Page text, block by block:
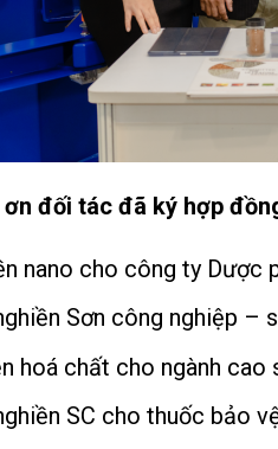
ơn đối tác đã ký hợp
nano cho công ty Dược
Sơn công nghiệp –
hoá chất cho ngành cao
SC cho thuốc bảo